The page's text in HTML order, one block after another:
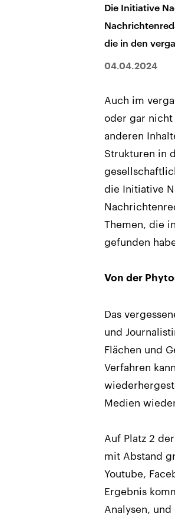
Die Initiative
die in den
04.04.2024
Auch im
oder gar nicht
anderen
Strukturen in
die Initiative
Themen, die
gefunden
Von der
Das
und
Flächen und
Verfahren
Medien
Auf Platz 2
mit Abstand
Youtube,
Ergebnis
Analysen,